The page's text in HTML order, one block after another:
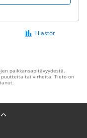
Tilastot
paikkansapitävyydestä.
tai virheitä. Tieto on